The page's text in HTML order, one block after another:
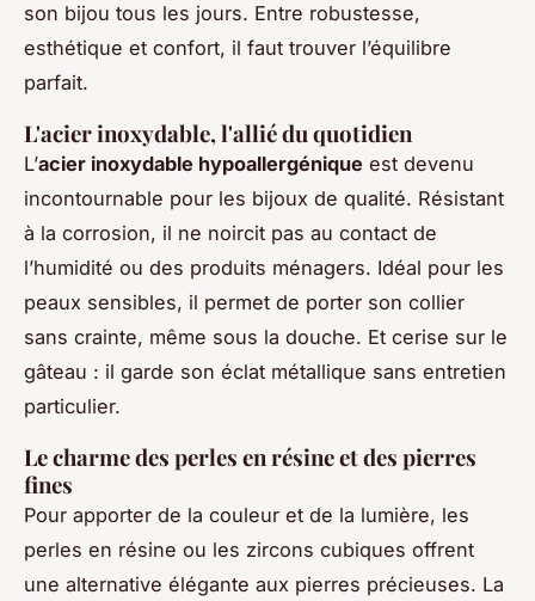
son bijou tous les jours. Entre robustesse,
esthétique et confort, il faut trouver l’équilibre
parfait.
L'acier inoxydable, l'allié du quotidien
L’acier inoxydable hypoallergénique est devenu
incontournable pour les bijoux de qualité. Résistant
à la corrosion, il ne noircit pas au contact de
l’humidité ou des produits ménagers. Idéal pour les
peaux sensibles, il permet de porter son collier
sans crainte, même sous la douche. Et cerise sur le
gâteau : il garde son éclat métallique sans entretien
particulier.
Le charme des perles en résine et des pierres
fines
Pour apporter de la couleur et de la lumière, les
perles en résine ou les zircons cubiques offrent
une alternative élégante aux pierres précieuses. La